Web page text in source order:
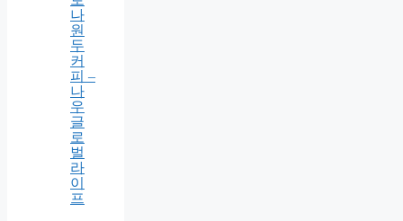
스
타
벅
스
카
페
베
로
나
원
두
커
피 –